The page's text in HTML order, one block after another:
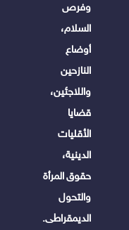
وفرص
السلام،
أوضاع
النازحين
واللاجئين،
قضايا
الأقليات
الدينية،
حقوق المرأة
والتحول
الديمقراطى.